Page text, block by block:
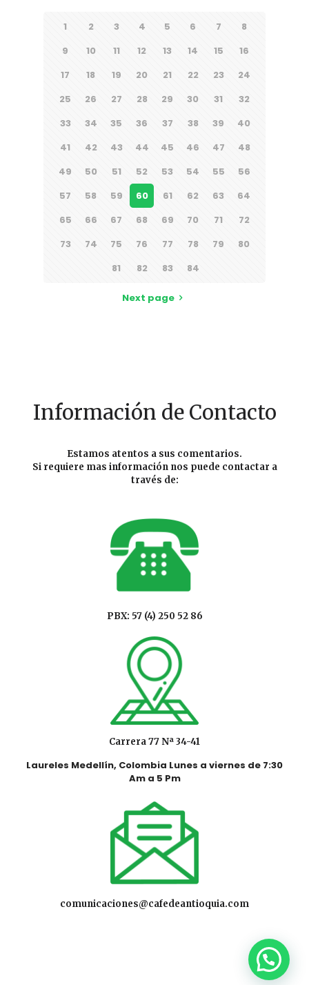
1 2 3 4 5 6 7
8
9
10 11 12 13 14 15
16
17
18 19 20 21 22 23
24
25
26 27 28 29 30 31
32
33
34 35 36 37 38 39
40
41
42 43 44 45 46 47
48
49
50 51 52 53 54 55
56
57
58 59 60 61 62 63
64
65
66 67 68 69 70 71
72
73
74 75 76 77 78 79
80
81
82 83 84
Next page
Información de Contacto
Estamos atentos a sus comentarios.
Si requiere mas información nos puede contactar a
través de:
PBX: 57 (4) 250 52 86
Carrera 77 Nª 34-41
Laureles Medellín, Colombia Lunes a viernes de 7:30
Am a 5 Pm
comunicaciones@cafedeantioquia.com